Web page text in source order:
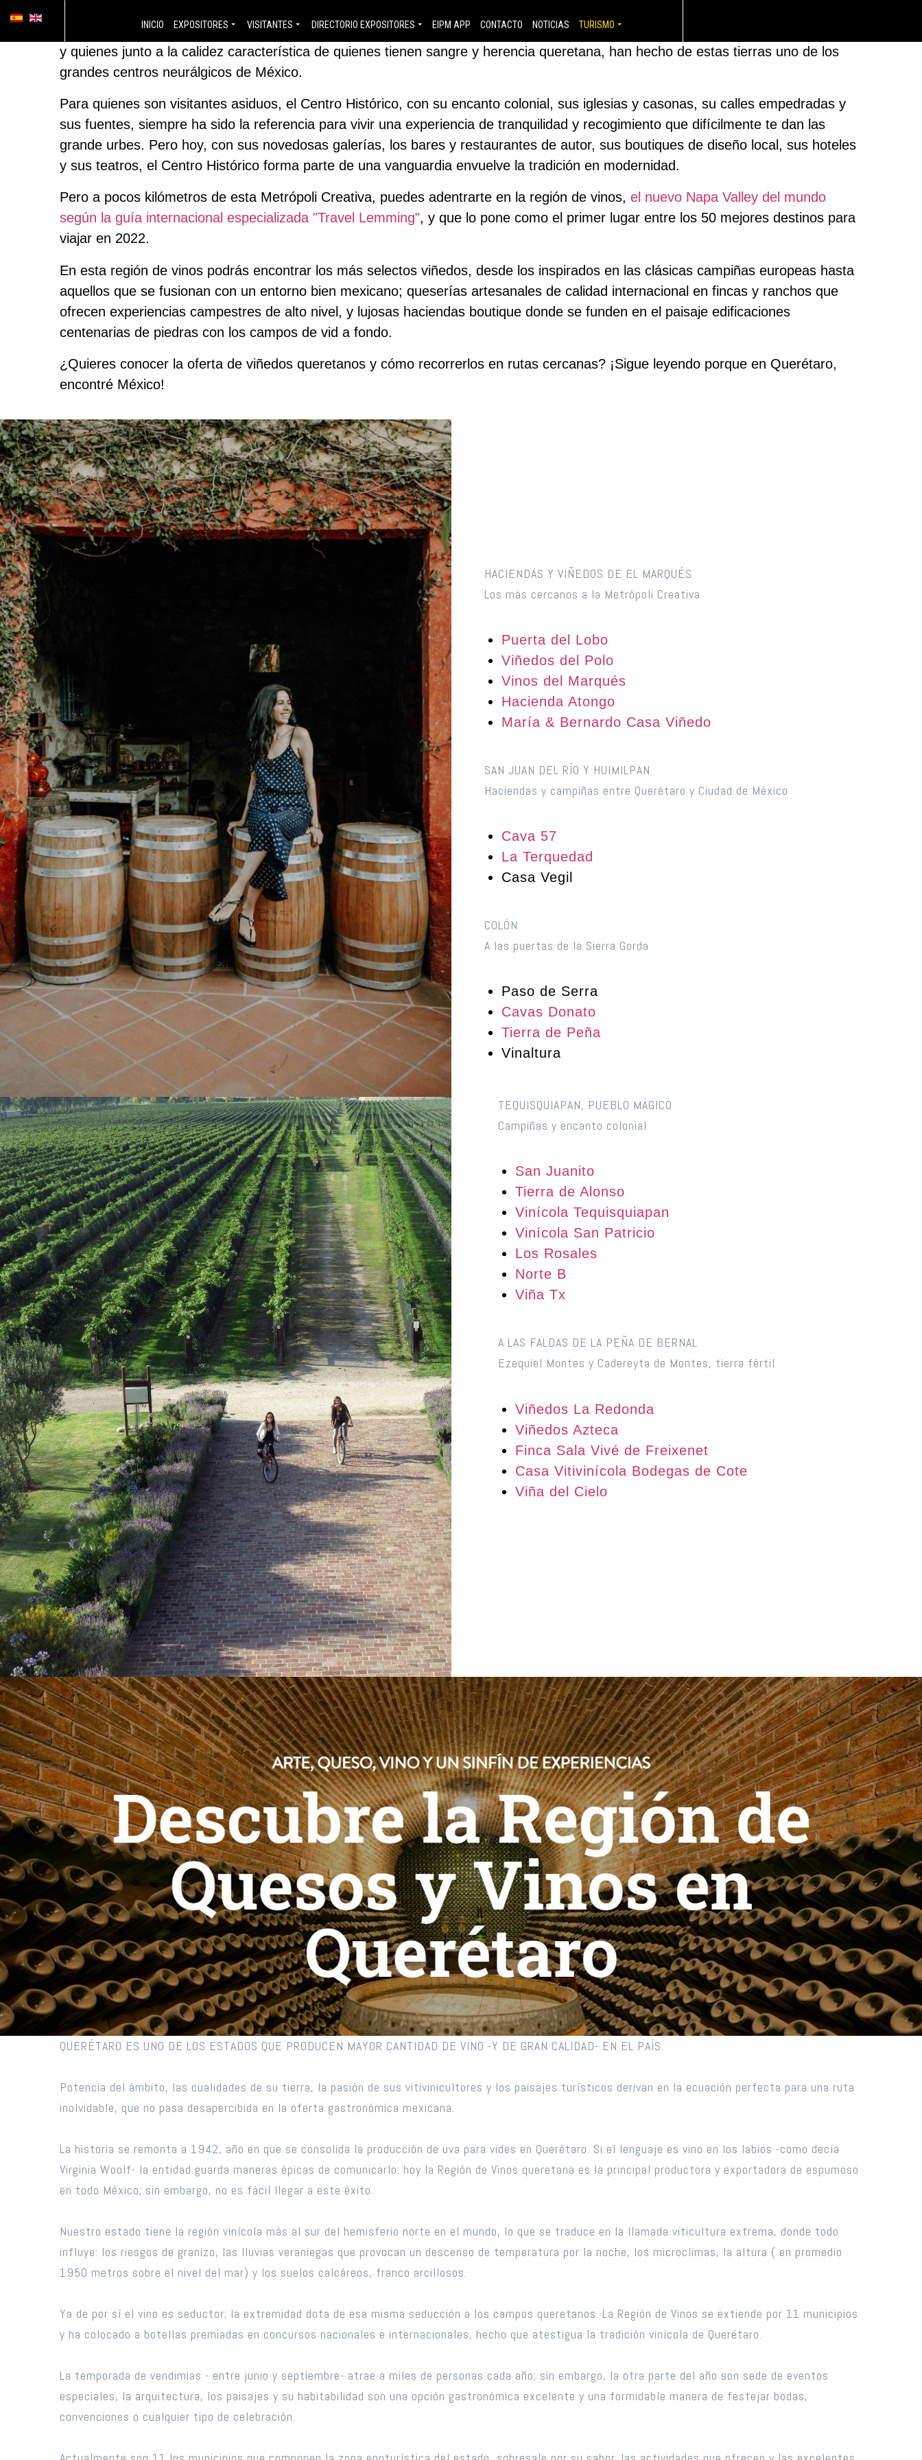
INICIO EXPOSITORES VISITANTES DIRECTORIO EXPOSITORES EIPM APP CONTACTO NOTICIAS TURISMO
¿QUÉ ESTÁ PASANDO EN QUERÉTARO QUE TODOS QUIEREN IR?
A Querétaro se le conoce por su excelente calidad de vida, que ha atraído a ciudadanos del mundo para quienes hoy es un hogar,
y quienes junto a la calidez característica de quienes tienen sangre y herencia queretana, han hecho de estas tierras uno de los
grandes centros neurálgicos de México.
Para quienes son visitantes asiduos, el Centro Histórico, con su encanto colonial, sus iglesias y casonas, su calles empedradas y
sus fuentes, siempre ha sido la referencia para vivir una experiencia de tranquilidad y recogimiento que difícilmente te dan las
grande urbes. Pero hoy, con sus novedosas galerías, los bares y restaurantes de autor, sus boutiques de diseño local, sus hoteles
y sus teatros, el Centro Histórico forma parte de una vanguardia envuelve la tradición en modernidad.
Pero a pocos kilómetros de esta Metrópoli Creativa, puedes adentrarte en la región de vinos, el nuevo Napa Valley del mundo
según la guía internacional especializada "Travel Lemming", y que lo pone como el primer lugar entre los 50 mejores destinos para
viajar en 2022.
En esta región de vinos podrás encontrar los más selectos viñedos, desde los inspirados en las clásicas campiñas europeas hasta
aquellos que se fusionan con un entorno bien mexicano; queserías artesanales de calidad internacional en fincas y ranchos que
ofrecen experiencias campestres de alto nivel, y lujosas haciendas boutique donde se funden en el paisaje edificaciones
centenarias de piedras con los campos de vid a fondo.
¿Quieres conocer la oferta de viñedos queretanos y cómo recorrerlos en rutas cercanas? ¡Sigue leyendo porque en Querétaro,
encontré México!
HACIENDAS Y VIÑEDOS DE EL MARQUÉS
Los más cercanos a la Metrópoli Creativa
Puerta del Lobo
Viñedos del Polo
Vinos del Marqués
Hacienda Atongo
María & Bernardo Casa Viñedo
SAN JUAN DEL RÍO Y HUIMILPAN
Haciendas y campiñas entre Querétaro y Ciudad de México
Cava 57
La Terquedad
Casa Vegil
COLÓN
A las puertas de la Sierra Gorda
Paso de Serra
Cavas Donato
Tierra de Peña
Vinaltura
TEQUISQUIAPAN, PUEBLO MÁGICO
Campiñas y encanto colonial
San Juanito
Tierra de Alonso
Vinícola Tequisquiapan
Vinícola San Patricio
Los Rosales
Norte B
Viña Tx
A LAS FALDAS DE LA PEÑA DE BERNAL
Ezequiel Montes y Cadereyta de Montes, tierra fértil
Viñedos La Redonda
Viñedos Azteca
Finca Sala Vivé de Freixenet
Casa Vitivinícola Bodegas de Cote
Viña del Cielo
QUERÉTARO ES UNO DE LOS ESTADOS QUE PRODUCEN MAYOR CANTIDAD DE VINO -Y DE GRAN CALIDAD- EN EL PAÍS.
Potencia del ámbito, las cualidades de su tierra, la pasión de sus vitivinicultores y los paisajes turísticos derivan en la ecuación perfecta para una ruta
inolvidable, que no pasa desapercibida en la oferta gastronómica mexicana.
La historia se remonta a 1942, año en que se consolida la producción de uva para vides en Querétaro. Si el lenguaje es vino en los labios -como decía
Virginia Woolf- la entidad guarda maneras épicas de comunicarlo: hoy la Región de Vinos queretana es la principal productora y exportadora de espumoso
en todo México; sin embargo, no es fácil llegar a este éxito.
Nuestro estado tiene la región vinícola más al sur del hemisferio norte en el mundo, lo que se traduce en la llamada viticultura extrema, donde todo
influye: los riesgos de granizo, las lluvias veraniegas que provocan un descenso de temperatura por la noche, los microclimas, la altura ( en promedio
1950 metros sobre el nivel del mar) y los suelos calcáreos, franco arcillosos.
Ya de por sí el vino es seductor; la extremidad dota de esa misma seducción a los campos queretanos. La Región de Vinos se extiende por 11 municipios
y ha colocado a botellas premiadas en concursos nacionales e internacionales, hecho que atestigua la tradición vinícola de Querétaro.
La temporada de vendimias - entre junio y septiembre- atrae a miles de personas cada año; sin embargo, la otra parte del año son sede de eventos
especiales, la arquitectura, los paisajes y su habitabilidad son una opción gastronómica excelente y una formidable manera de festejar bodas,
convenciones o cualquier tipo de celebración.